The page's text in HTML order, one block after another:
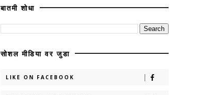
बातमी शोधा
सोशल मीडिया वर जुडा
LIKE ON FACEBOOK